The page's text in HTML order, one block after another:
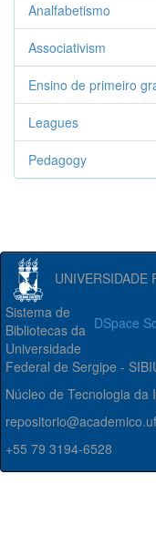
Analfabetismo
Associativism
Ensino de primeiro
Leagues
Pedagogy
UNIVERSIDADE
DSpace
Sistema de
Bibliotecas da
Universidade
Federal de Sergipe -
Núcleo de Tecnologia da
+55 79 3194-6528